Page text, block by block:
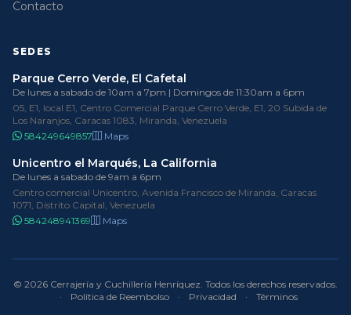
Contacto
SEDES
Parque Cerro Verde, El Cafetal
De lunes a sabado de 10am a 7pm | Domingos de 11:30am a 6pm
05, E1, local E1, Centro Comercial Parque Cerro Verde, E1, 20 Subida de
Los Naranjos, Caracas 1083, Miranda, Venezuela
584249649857
Maps
Unicentro el Marqués, La California
De lunes a sabado de 9am a 6pm
Centro comercial Unicentro, Avenida Francisco de Miranda, Caracas
1071, Distrito Capital, Venezuela
584248941369
Maps
© 2026 Cerrajería y Cuchillería Henríquez. Todos los derechos reservados.
·
Política de Reembolso · Privacidad · Términos